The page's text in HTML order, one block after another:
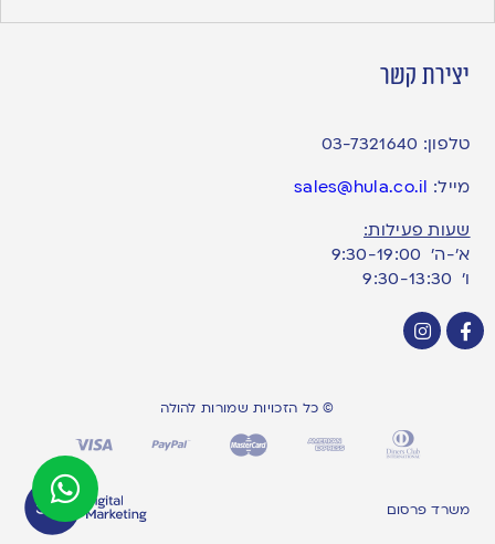
יצירת קשר
טלפון: 03-7321640
מייל: sales@hula.co.il
שעות פעילות:
א’-ה’ 9:30-19:00
ו׳ 9:30-13:30
© כל הזכויות שמורות להולה
משרד פרסום